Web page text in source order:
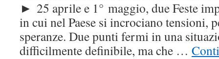
► 25 aprile e 1° maggio, due Feste
in cui nel Paese si incrociano tensioni,
speranze. Due punti fermi in una
difficilmente definibile, ma che …